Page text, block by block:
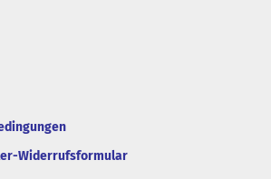
Widerrufsformular